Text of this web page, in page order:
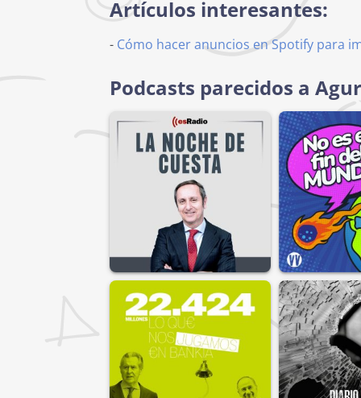
Artículos interesantes:
- Cómo hacer anuncios en Spotify para
Podcasts parecidos a